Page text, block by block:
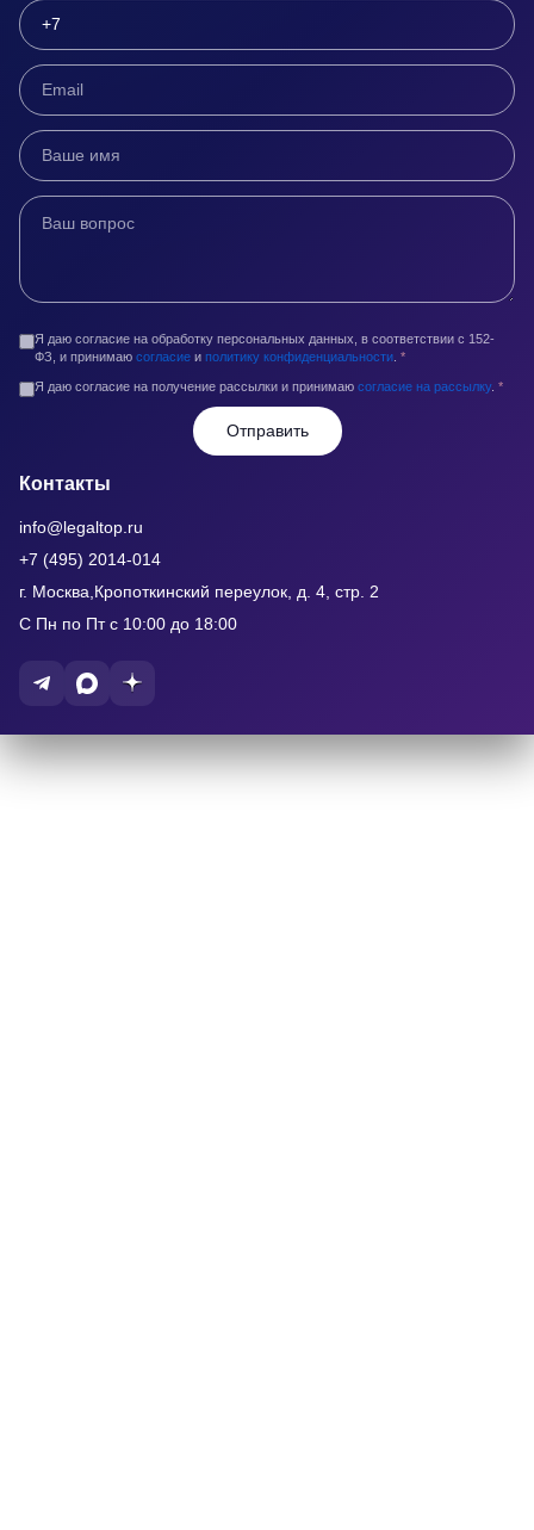
Я даю согласие на обработку персональных данных, в соответствии с 152-
ФЗ, и принимаю согласие и политику конфиденциальности *
Я даю согласие на получение рассылки и принимаю согласие на рассылку. *
Отправить
Контакты
info@legaltop.ru
+7 (495) 2014-014
г. Москва,Кропоткинский переулок, д. 4, стр. 2
С Пн по Пт с 10:00 до 18:00